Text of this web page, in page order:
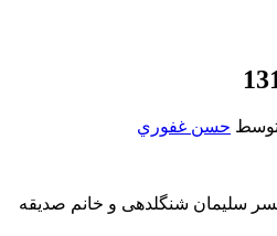
حسن غفوري
سلیمان شنگلدهی و خانم صدیقه